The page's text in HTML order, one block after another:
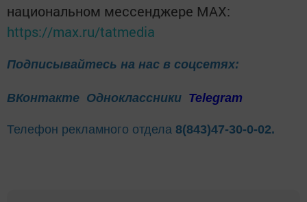
национальном мессенджере MАХ:
https://max.ru/tatmedia
Подписывайтесь на нас в соцсетях:
ВКонтакте Одноклассники Telegram
Телефон рекламного отдела 8(843)47-30-0-02.